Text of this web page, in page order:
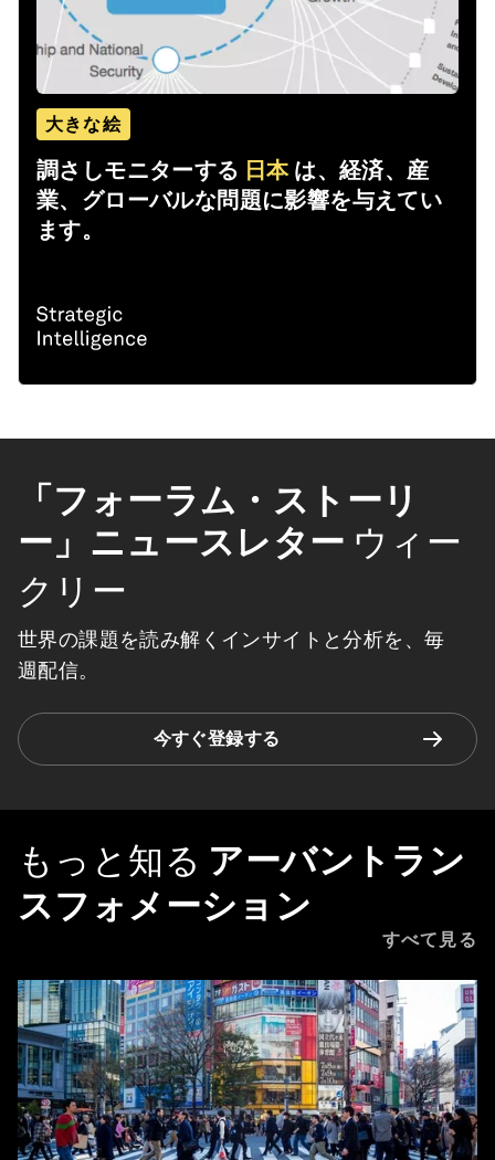
大きな絵
調さしモニターする 日本 は、経済、産
業、グローバルな問題に影響を与えてい
ます。
「フォーラム・ストーリ
ー」ニュースレター ウィー
クリー
世界の課題を読み解くインサイトと分析を、毎
週配信。
今すぐ登録する
もっと知る アーバントラン
スフォメーション
すべて見る